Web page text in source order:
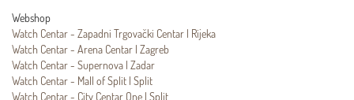
Webshop
Watch Centar - Zapadni Trgovački Centar | Rijeka
Watch Centar - Arena Centar | Zagreb
Watch Centar - Supernova | Zadar
Watch Centar - Mall of Split | Split
Watch Centar - City Centar One | Split